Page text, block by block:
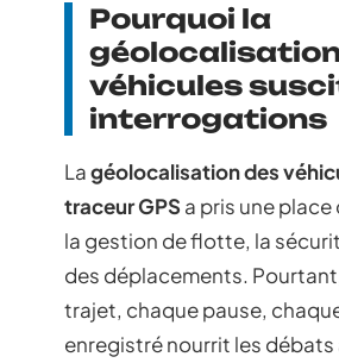
Pourquoi la
véhicules
interrogations
Lagéolocalisation des
traceur GPSa pris une
la gestion de flotte, la
des déplacements.
trajet, chaque pause,
enregistré nourrit les débats